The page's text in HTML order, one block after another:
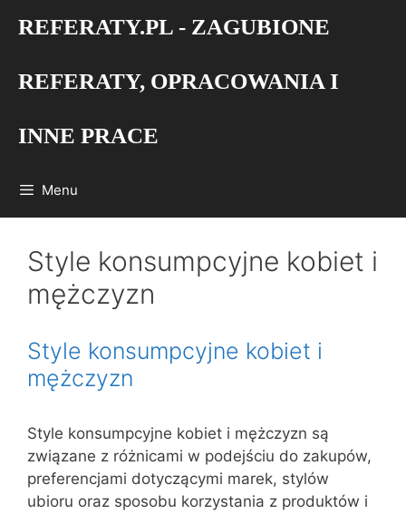
REFERATY.PL - ZAGUBIONE
REFERATY, OPRACOWANIA I
INNE PRACE
Menu
Style konsumpcyjne kobiet i
mężczyzn
Style konsumpcyjne kobiet i
mężczyzn
Style konsumpcyjne kobiet i mężczyzn są
związane z różnicami w podejściu do zakupów,
preferencjami dotyczącymi marek, stylów
ubioru oraz sposobu korzystania z produktów i